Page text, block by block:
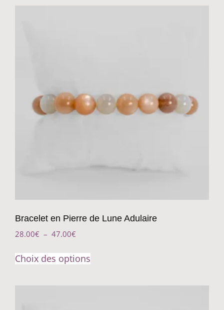
Bracelet en Pierre de Lune Adulaire
28.00€ – 47.00€
Choix des options